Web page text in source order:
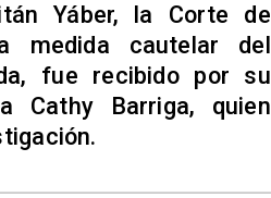
Yáber, la Corte de
medida cautelar del
fue recibido por su
Cathy Barriga, quien